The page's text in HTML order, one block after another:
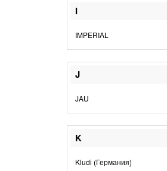
I
IMPERIAL
J
JAU
K
Kludi (Германия)